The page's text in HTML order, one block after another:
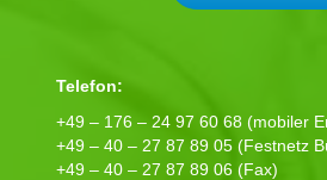
Telefon:
+49 – 176 – 24 97 60 68 (mobiler
+49 – 40 – 27 87 89 05 (Festnetz
+49 – 40 – 27 87 89 06 (Fax)